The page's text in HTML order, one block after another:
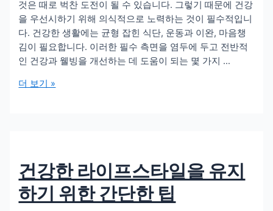
한
최
고
의
건
강
하
십
시
오
것은 때로 벅찬 도전이 될 수 있습니다. 그렇기 때문에 건강
을 우선시하기 위해 의식적으로 노력하는 것이 필수적입니
다. 건강한 생활에는 균형 잡힌 식단, 운동과 이완, 마음챙
김이 필요합니다. 이러한 필수 측면을 염두에 두고 전반적
인 건강과 웰빙을 개선하는 데 도움이 되는 몇 가지 …
오
더 보기 »
건강한 라이프스타일을 유지
하기 위한 간단한 팁